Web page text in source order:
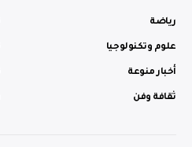
رياضة
علوم وتكنولوجيا
أخبار منوعة
ثقافة وفن